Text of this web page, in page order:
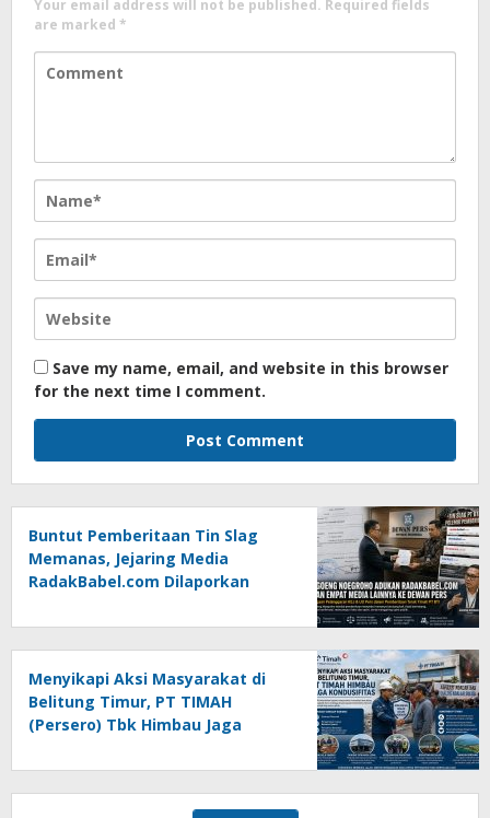
Your email address will not be published. Required fields
are marked *
Save my name, email, and website in this browser
for the next time I comment.
Buntut Pemberitaan Tin Slag
Memanas, Jejaring Media
RadakBabel.com Dilaporkan
Pers
Menyikapi Aksi Masyarakat di
Belitung Timur, PT TIMAH
(Persero) Tbk Himbau Jaga